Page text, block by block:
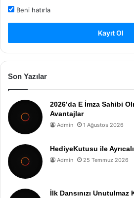
Beni hatırla
Kayıt Ol
Son Yazılar
2026’da E İmza Sahibi
Avantajlar
Admin 1 Ağustos 2026
HediyeKutusu ile
Admin 25 Temmuz 2026
İlk Dansınızı Unutulmaz